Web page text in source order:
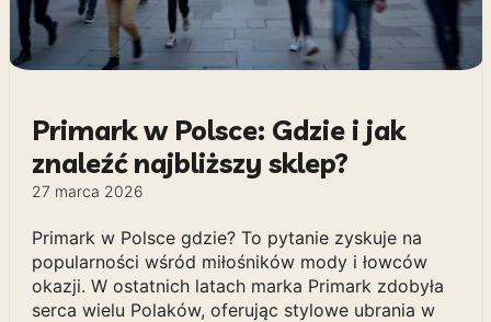
Primark w Polsce: Gdzie i jak
znaleźć najbliższy sklep?
27 marca 2026
Primark w Polsce gdzie? To pytanie zyskuje na
popularności wśród miłośników mody i łowców
okazji. W ostatnich latach marka Primark zdobyła
serca wielu Polaków, oferując stylowe ubrania w